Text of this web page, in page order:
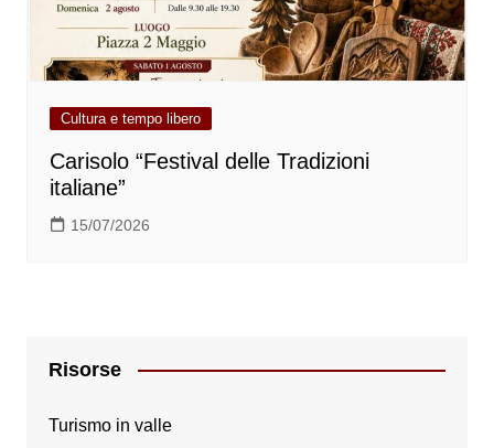
Cultura e tempo libero
Carisolo “Festival delle Tradizioni
italiane”
15/07/2026
Risorse
Turismo in valle